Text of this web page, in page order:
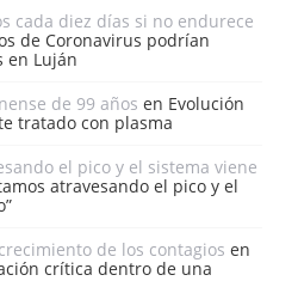
cada diez días si no endurece
de Coronavirus podrían
en Luján
de 99 años en Evolución
tratado con plasma
el pico y el sistema viene
atravesando el pico y el
de los contagios en
crítica dentro de una